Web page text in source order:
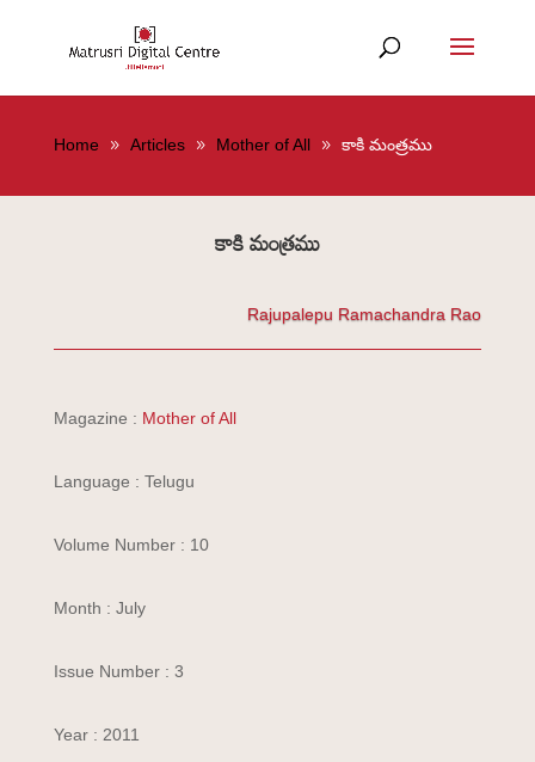
Home Articles Mother of All కాకి మంత్రము
కాకి మంత్రము
Rajupalepu Ramachandra Rao
Magazine : Mother of All
Language : Telugu
Volume Number : 10
Month : July
Issue Number : 3
Year : 2011